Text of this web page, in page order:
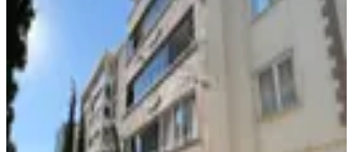
Kiralık 3+1 Daire
Onikişubat, Hürriyet Mahallesi
3+1·125 m² ·Düz Giriş (Zemin)· 06.08.2026
19.500 ₺